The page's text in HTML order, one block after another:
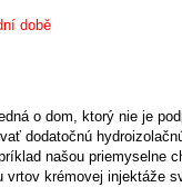
době
o dom, ktorý nie je
dodatočnú
našou priemyselne
vrtov krémovej injektáže